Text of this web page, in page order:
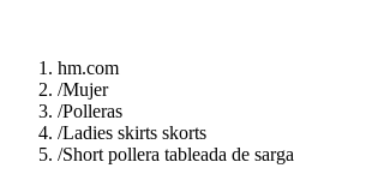
hm.com
/Mujer
/Polleras
/Ladies skirts skorts
/Short pollera tableada de sarga